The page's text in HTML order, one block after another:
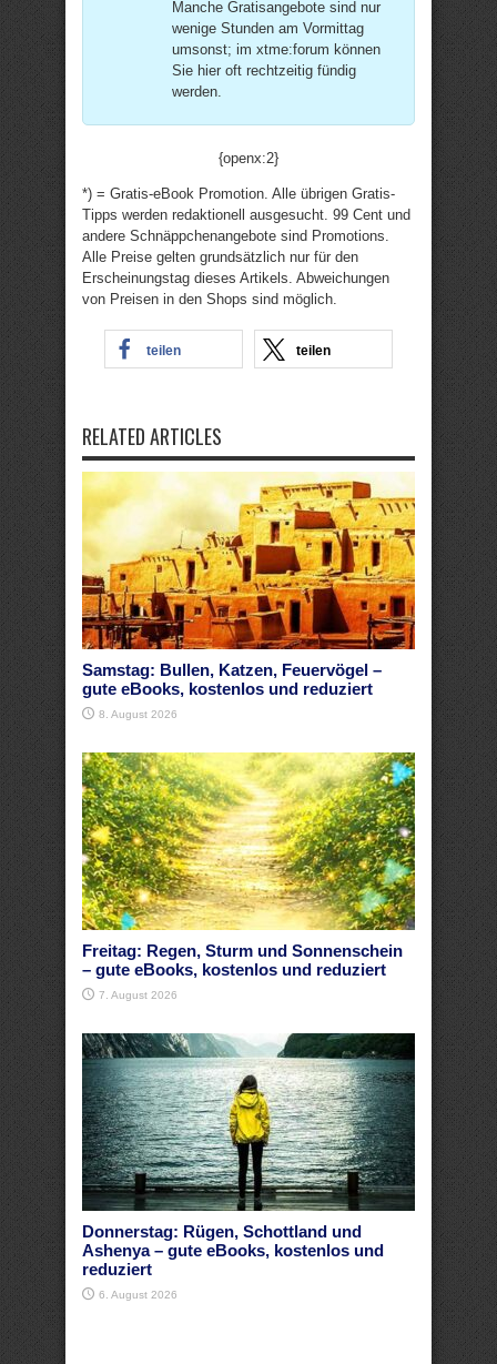
Manche Gratisangebote sind nur
wenige Stunden am Vormittag
umsonst; im xtme:forum können
Sie hier oft rechtzeitig fündig
werden.
{openx:2}
*) = Gratis-eBook Promotion. Alle übrigen Gratis-
Tipps werden redaktionell ausgesucht. 99 Cent und
andere Schnäppchenangebote sind Promotions.
Alle Preise gelten grundsätzlich nur für den
Erscheinungstag dieses Artikels. Abweichungen
von Preisen in den Shops sind möglich.
teilen teilen
RELATED ARTICLES
Samstag: Bullen, Katzen, Feuervögel –
gute eBooks, kostenlos und reduziert
8. August 2026
Freitag: Regen, Sturm und Sonnenschein
– gute eBooks, kostenlos und reduziert
7. August 2026
Donnerstag: Rügen, Schottland und
Ashenya – gute eBooks, kostenlos und
reduziert
6. August 2026